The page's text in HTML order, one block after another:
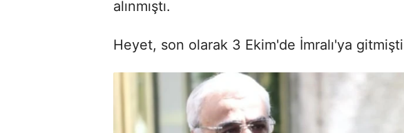
alınmıştı.
Heyet, son olarak 3 Ekim'de İmralı'ya